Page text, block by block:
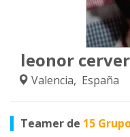
leonor
Valencia, España
Teamer de 15